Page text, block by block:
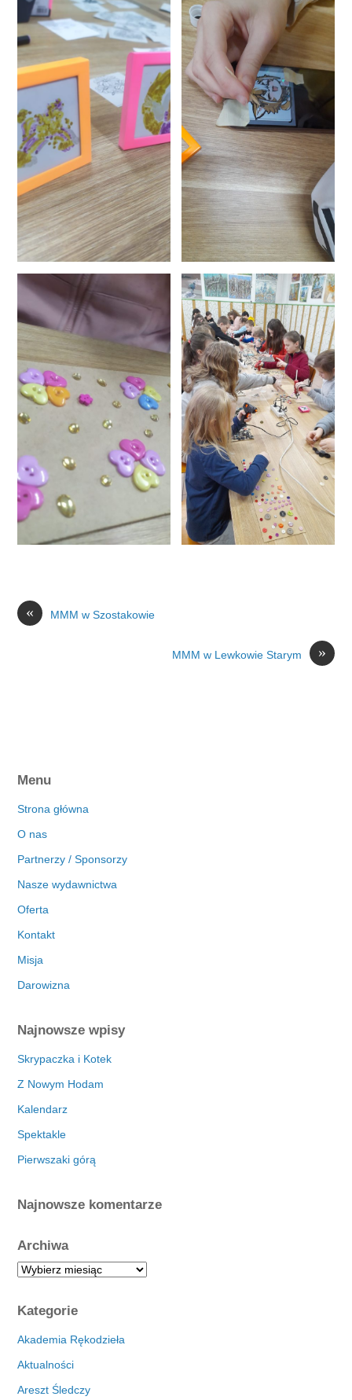
« MMM w Szostakowie
»
MMM w Lewkowie Starym
Menu
Strona główna
O nas
Partnerzy / Sponsorzy
Nasze wydawnictwa
Oferta
Kontakt
Misja
Darowizna
Najnowsze wpisy
Skrypaczka i Kotek
Z Nowym Hodam
Kalendarz
Spektakle
Pierwszaki górą
Najnowsze komentarze
Archiwa
A
h
i
a
Kategorie
Akademia Rękodzieła
Aktualności
Areszt Śledczy